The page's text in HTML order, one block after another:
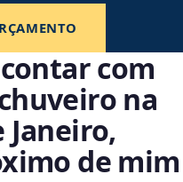
com
na
Janeiro,
de mim